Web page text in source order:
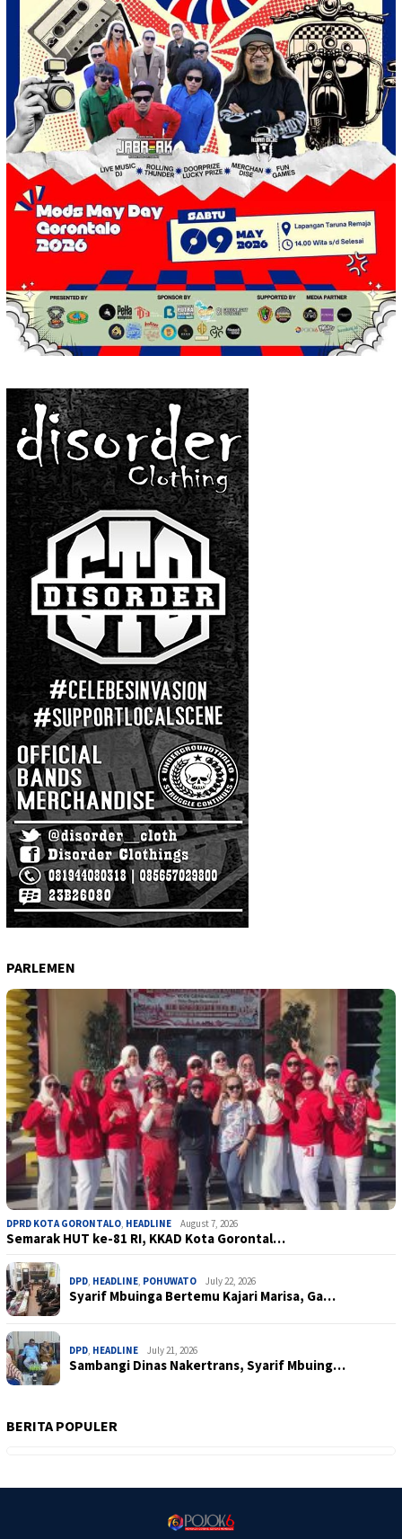
PARLEMEN
DPRD KOTA GORONTALO, HEADLINE August 7, 2026
Semarak HUT ke-81 RI, KKAD Kota Gorontal…
DPD, HEADLINE, POHUWATO July 22, 2026
Syarif Mbuinga Bertemu Kajari Marisa, Ga…
DPD, HEADLINE July 21, 2026
Sambangi Dinas Nakertrans, Syarif Mbuing…
BERITA POPULER